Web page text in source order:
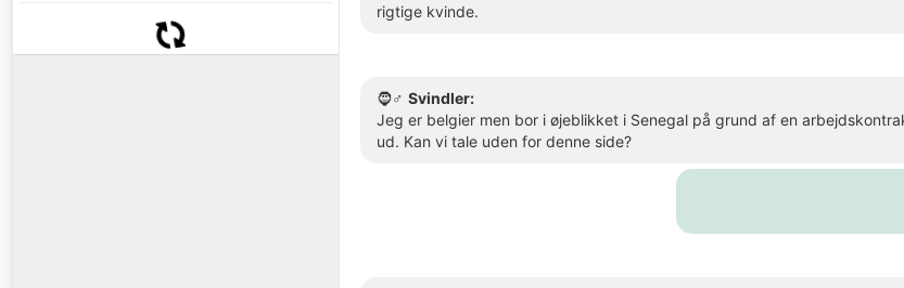
rigtige kvinde.
🧔♂️ Svindler:
Jeg er belgier men bor i øjeblikket i Senegal på grund af en
ud. Kan vi tale uden for denne side?